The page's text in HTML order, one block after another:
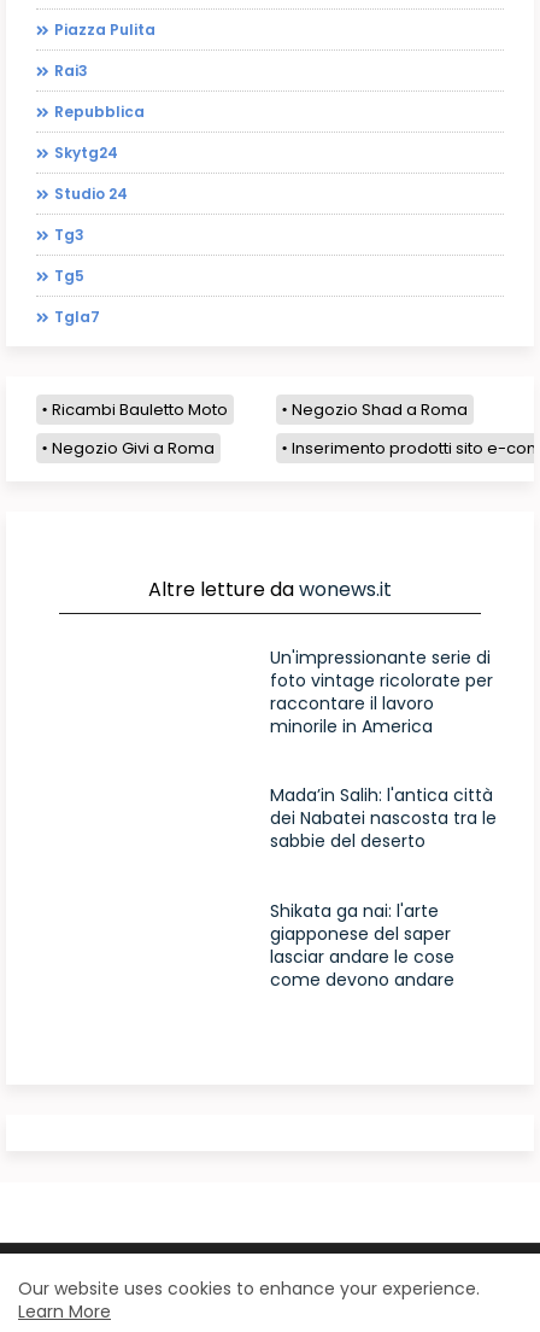
Piazza Pulita
Rai3
Repubblica
Skytg24
Studio 24
Tg3
Tg5
Tgla7
Ricambi Bauletto Moto
Negozio Shad a Roma
Negozio Givi a Roma
Inserimento prodotti sito e-
Altre letture dawonews.it
Un'impressionante serie di
foto vintage ricolorate per
raccontare il lavoro
minorile in America
Mada’in Salih: l'antica città
dei Nabatei nascosta tra le
sabbie del deserto
Shikata ga nai: l'arte
giapponese del saper
lasciar andare le cose
come devono andare
Design by - Blogger Templates
| Distributed by
Our website uses cookies to enhance your experience.
Learn More